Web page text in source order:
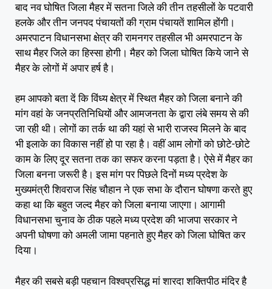
बाद नव घोषित जिला मैहर में सतना जिले की तीन तहसीलों के पटवारी
हलके और तीन जनपद पंचायतों की ग्राम पंचायतें शामिल होंगी।
अमरपाटन विधानसभा क्षेत्र की रामनगर तहसील भी अमरपाटन के
साथ मैहर जिले का हिस्सा होगी। मैहर को जिला घोषित किये जाने से
मैहर के लोगों में अपार हर्ष है।
हम आपको बता दें कि विंध्य क्षेत्र में स्थित मैहर को जिला बनाने की
मांग वहां के जनप्रतिनिधियों और आमजनता के द्वारा लंबे समय से की
जा रही थी। लोगों का तर्क था की यहां से भारी राजस्व मिलने के बाद
भी इलाके का विकास नहीं हो पा रहा है। वहीं आम लोगों को छोटे-छोटे
काम के लिए दूर सतना तक का सफर करना पड़ता है। ऐसे में मैहर का
जिला बनना जरूरी है। इस मांग पर पिछले दिनों मध्य प्रदेश के
मुख्यमंत्री शिवराज सिंह चौहान ने एक सभा के दौरान घोषणा करते हुए
कहा था कि बहुत जल्द मैहर को जिला बनाया जाएगा। आगामी
विधानसभा चुनाव के ठीक पहले मध्य प्रदेश की भाजपा सरकार ने
अपनी घोषणा को अमली जामा पहनाते हुए मैहर को जिला घोषित कर
दिया।
मैहर की सबसे बड़ी पहचान विश्वप्रसिद्ध मां शारदा शक्तिपीठ मंदिर है